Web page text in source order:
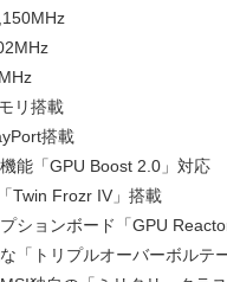
リ搭載
搭載
能「GPU Boost 2.0」対応
Twin Frozr IV」搭載
ションボード「GPU
「トリプルオーバーボルテ